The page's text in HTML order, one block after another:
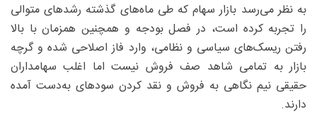
به نظر می‌رسد بازار سهام که طی ماه‌های گذشته رشدهای متوالی
را تجربه کرده است، در فصل بودجه و همچنین همزمان با بالا
رفتن ریسک‌های سیاسی و نظامی، وارد فاز اصلاحی شده و گرچه
بازار به تمامی شاهد صف فروش نیست اما اغلب سهامداران
حقیقی نیم نگاهی به فروش و نقد کردن سودهای به‌دست آمده
دارند.